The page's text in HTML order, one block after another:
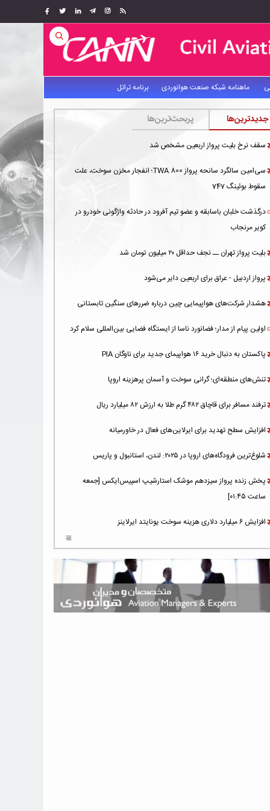
ماهنامه شبکه صنعت هوانوردی برنامه تراتل
جدیدترین‌ها پربحث‌ترین‌ها
سقف نرخ بلیت پرواز اربعین مشخص شد
سی‌امین سالگرد سانحه پرواز TWA 800؛ انفجار مخزن سوخت، علت
سقوط بوئینگ 747
درگذشت خلبان باسابقه و عضو تیم آفرود در حادثه واژگونی خودرو در
کویر مرنجاب
بلیت پرواز تهران ــ نجف حداقل ۲۰ میلیون تومان شد
پرواز اردبیل - عراق برای اربعین دایر می‌شود
هشدار شرکت‌های هواپیمایی چین درباره ضررهای سنگین تابستانی
اولین پیام از مدار؛ فضانورد ناسا از ایستگاه فضایی بین‌المللی سلام کرد
پاکستان به دنبال خرید ۱۶ هواپیمای جدید برای ناوگان PIA
تنش‌های منطقه‌ای؛ گرانی سوخت و آسمان پرهزینه اروپا
ترفند مسافر برای قاچاق ۴۸۲ گرم طلا به ارزش ۸۲ میلیارد ریال
افزایش سطح تهدید برای ایرلاین‌های فعال در خاورمیانه
شلوغ‌ترین فرودگاه‌های اروپا در ۲۰۲۵: لندن، استانبول و پاریس
پخش زنده پرواز سیزدهم موشک استارشیپ اسپیس‌ایکس [جمعه
ساعت ۰۱:۴۵]
افزایش ۶ میلیارد دلاری هزینه‌ سوخت یونایتد ایرلاینز
هوش مصنوعی وارد تعمیر و بازرسی موتورهای هواپیما شد
حمله هوایی به تأسیسات فرودگاه سمنان
استخدام در صنعت هوانوردی کانادا با آموزش رایگان و حقوق ۱۲۷ هزار
دلاری